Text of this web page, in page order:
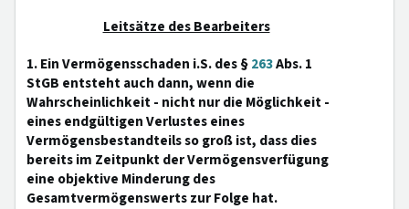
Leitsätze des Bearbeiters
1. Ein Vermögensschaden i.S. des §263Abs. 1
StGB entsteht auch dann, wenn die
Wahrscheinlichkeit - nicht nur die Möglichkeit -
eines endgültigen Verlustes eines
Vermögensbestandteils so groß ist, dass dies
bereits im Zeitpunkt der Vermögensverfügung
eine objektive Minderung des
Gesamtvermögenswerts zur Folge hat.